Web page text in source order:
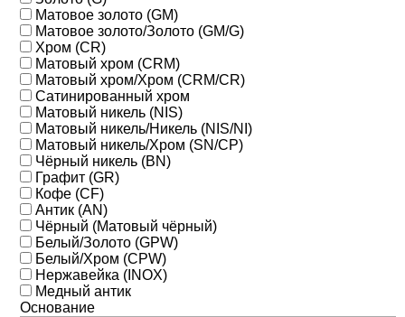
Матовое золото (GM)
Матовое золото/Золото (GM/G)
Хром (CR)
Матовый хром (CRM)
Матовый хром/Хром (CRM/CR)
Сатинированный хром
Матовый никель (NIS)
Матовый никель/Никель (NIS/NI)
Матовый никель/Хром (SN/CP)
Чёрный никель (BN)
Графит (GR)
Кофе (CF)
Антик (AN)
Чёрный (Матовый чёрный)
Белый/Золото (GPW)
Белый/Хром (CPW)
Нержавейка (INOX)
Медный антик
Основание